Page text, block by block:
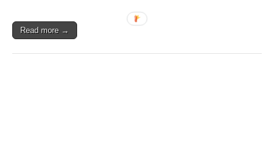
Read more →